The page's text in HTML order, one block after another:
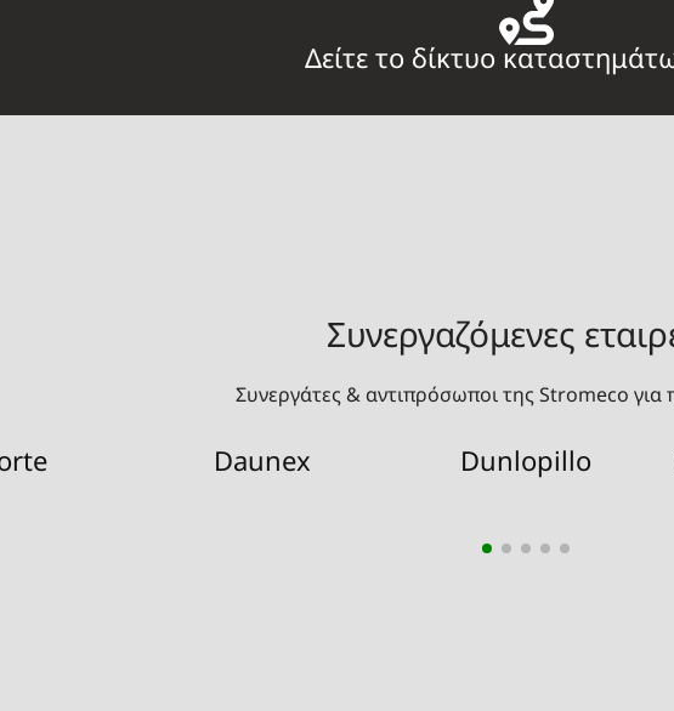
Δείτε το δίκτυο
Συνεργαζόμενες
Συνεργάτες & αντιπρόσωποι της Stromeco για
Daunex Dunlopillo